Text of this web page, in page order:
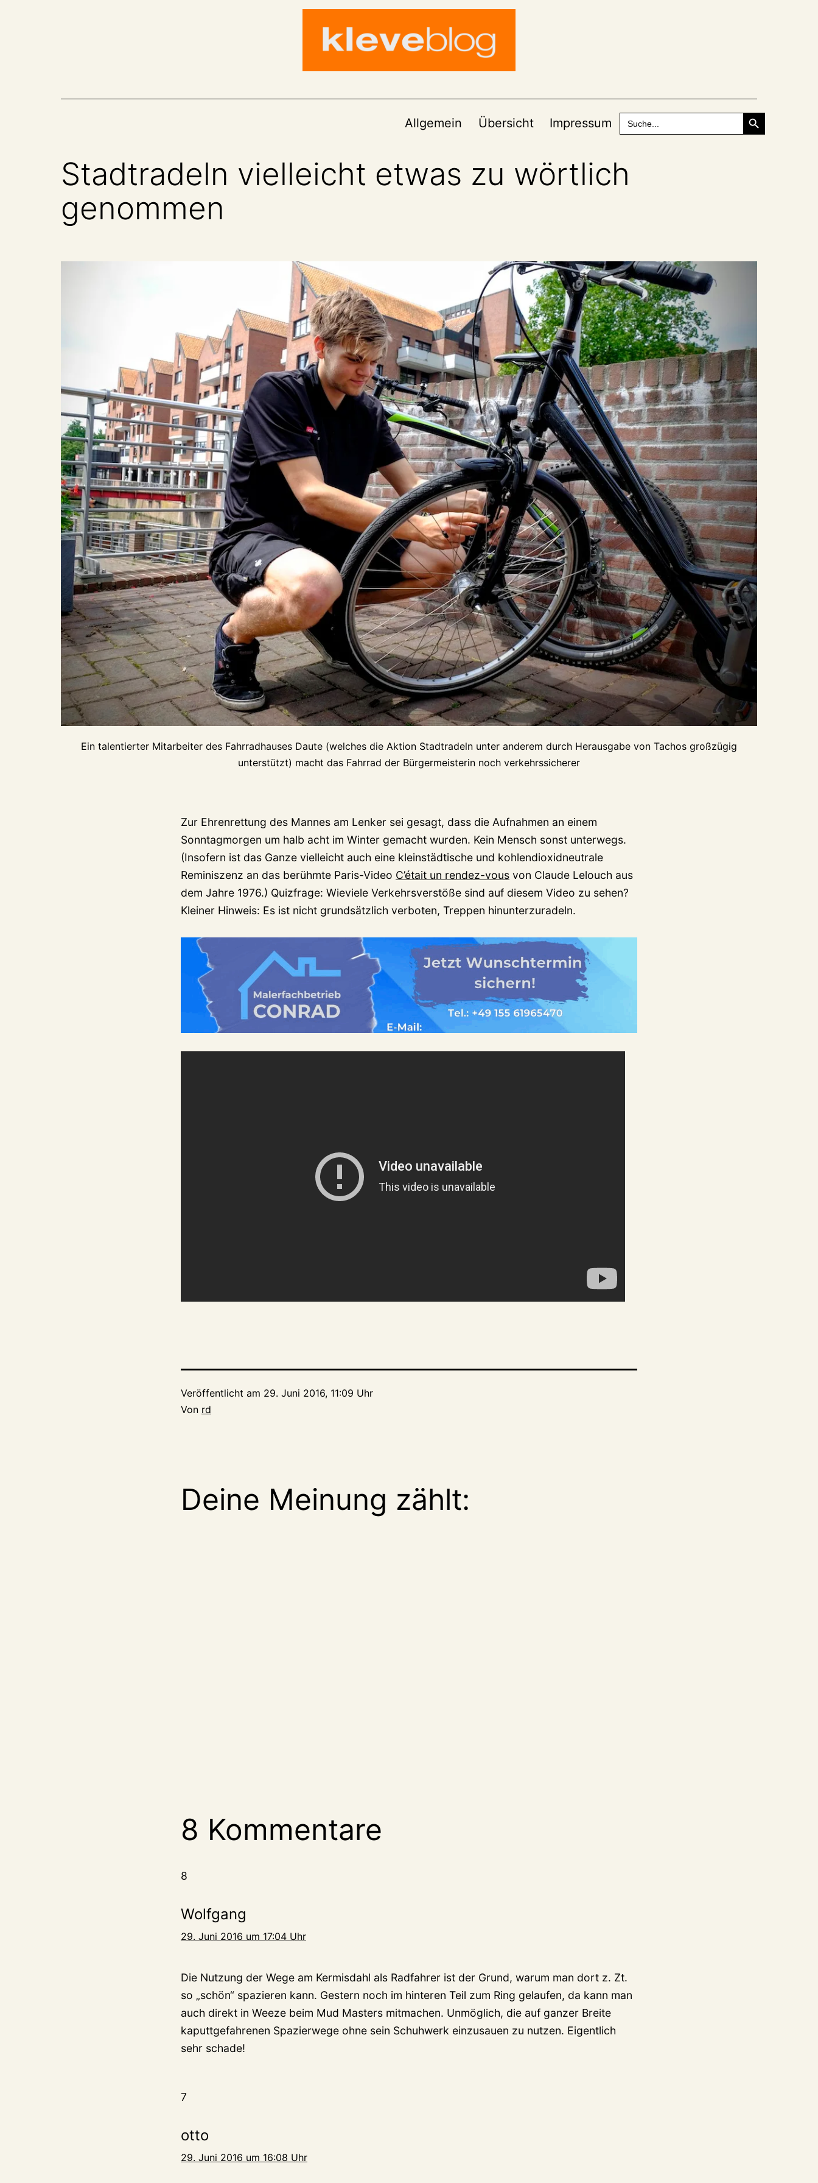
Allgemein Übersicht Impressum
Search
for:
Search Button
Stadtradeln vielleicht etwas zu wörtlich
genommen
Ein talentierter Mitarbeiter des Fahrradhauses Daute (welches die Aktion Stadtradeln unter anderem durch Herausgabe von Tachos großzügig
unterstützt) macht das Fahrrad der Bürgermeisterin noch verkehrssicherer
Zur Ehrenrettung des Mannes am Lenker sei gesagt, dass die Aufnahmen an einem
Sonntagmorgen um halb acht im Winter gemacht wurden. Kein Mensch sonst unterwegs.
(Insofern ist das Ganze vielleicht auch eine kleinstädtische und kohlendioxidneutrale
Reminiszenz an das berühmte Paris-Video C’était un rendez-vous von Claude Lelouch aus
dem Jahre 1976.) Quizfrage: Wieviele Verkehrsverstöße sind auf diesem Video zu sehen?
Kleiner Hinweis: Es ist nicht grundsätzlich verboten, Treppen hinunterzuradeln.
Veröffentlicht am 29. Juni 2016, 11:09 Uhr
Von rd
Deine Meinung zählt:
8 Kommentare
8
Wolfgang
29. Juni 2016 um 17:04 Uhr
Die Nutzung der Wege am Kermisdahl als Radfahrer ist der Grund, warum man dort z. Zt.
so „schön“ spazieren kann. Gestern noch im hinteren Teil zum Ring gelaufen, da kann man
auch direkt in Weeze beim Mud Masters mitmachen. Unmöglich, die auf ganzer Breite
kaputtgefahrenen Spazierwege ohne sein Schuhwerk einzusauen zu nutzen. Eigentlich
sehr schade!
7
otto
29. Juni 2016 um 16:08 Uhr